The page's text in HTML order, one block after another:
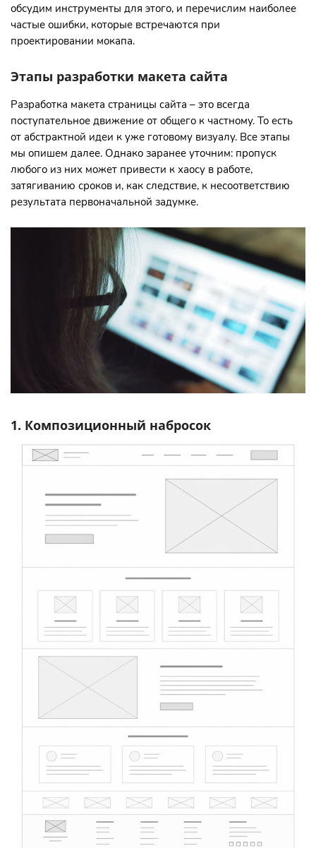
обсудим инструменты для этого, и перечислим наиболее
частые ошибки, которые встречаются при
проектировании мокапа.
Этапы разработки макета сайта
Разработка макета страницы сайта – это всегда
поступательное движение от общего к частному. То есть
от абстрактной идеи к уже готовому визуалу. Все этапы
мы опишем далее. Однако заранее уточним: пропуск
любого из них может привести к хаосу в работе,
затягиванию сроков и, как следствие, к несоответствию
результата первоначальной задумке.
1. Композиционный набросок